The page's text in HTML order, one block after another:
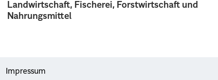
Landwirtschaft, Fischerei, Forstwirtschaft und
Nahrungsmittel
Impressum